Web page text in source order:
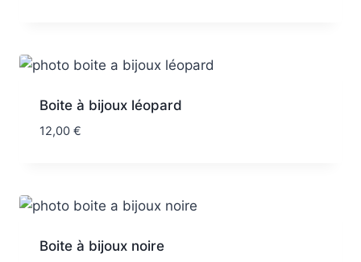
Boite à bijoux léopard
12,00 €
Boite à bijoux noire